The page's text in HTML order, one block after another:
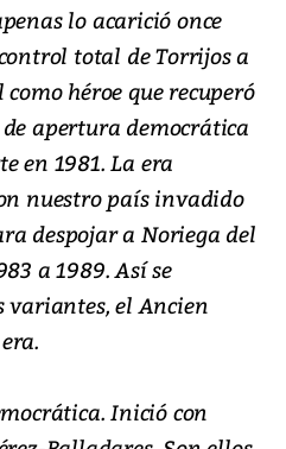
lo acarició once
total de Torrijos a
héroe que recuperó
apertura democrática
en 1981. La era
nuestro país invadido
despojar a Noriega del
a 1989. Así se
variantes, el Ancien
Inició con